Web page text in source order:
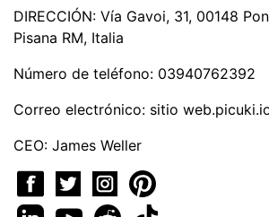
DIRECCIÓN: Vía Gavoi, 31, 00148
Pisana RM, Italia
Número de teléfono: 03940762392
Correo electrónico: sitio
CEO: James Weller